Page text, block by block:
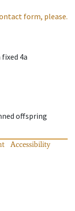
form, please.
4a
offspring
Accessibility